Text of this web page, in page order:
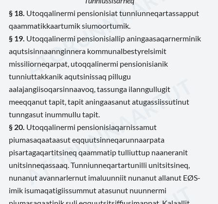
§ 18. Utoqqalinermi pensionisiat tunniunneqartassapput
qaammatikkaartumik siumoortumik.
§ 19. Utoqqalinermi pensionisiallip aningaasaqarnerminik
aqutsisinnaannginnera kommunalbestyrelsimit
missiliorneqarpat, utoqqalinermi pensionisianik
tunniuttakkanik aqutsinissaq pillugu
aalajangiisoqarsinnaavoq, tassunga ilanngullugit
meeqqanut tapit, tapit aningaasanut atugassiissutinut
tunngasut inummullu tapit.
§ 20. Utoqqalinermi pensionisiaqarnissamut
piumasaqaataasut eqquutsinneqarunnaarpata
pisartagaqartitsineq qaammatip tulliuttup naaneranit
unitsinneqassaaq. Tunniunneqartartunilli unitsitsineq,
nunanut avannarlernut imaluunniit nunanut allanut EØS-
imik isumaqatigiissummut atasunut nuunnermi